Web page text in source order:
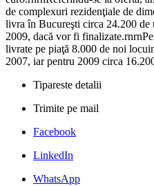
de complexuri rezidenţiale de
livra în Bucureşti circa 24.200 de
2009, dacă vor fi
livrate pe piaţă 8.000 de noi
2007, iar pentru 2009 circa
Tipareste detalii
Trimite pe mail
Facebook
LinkedIn
WhatsApp